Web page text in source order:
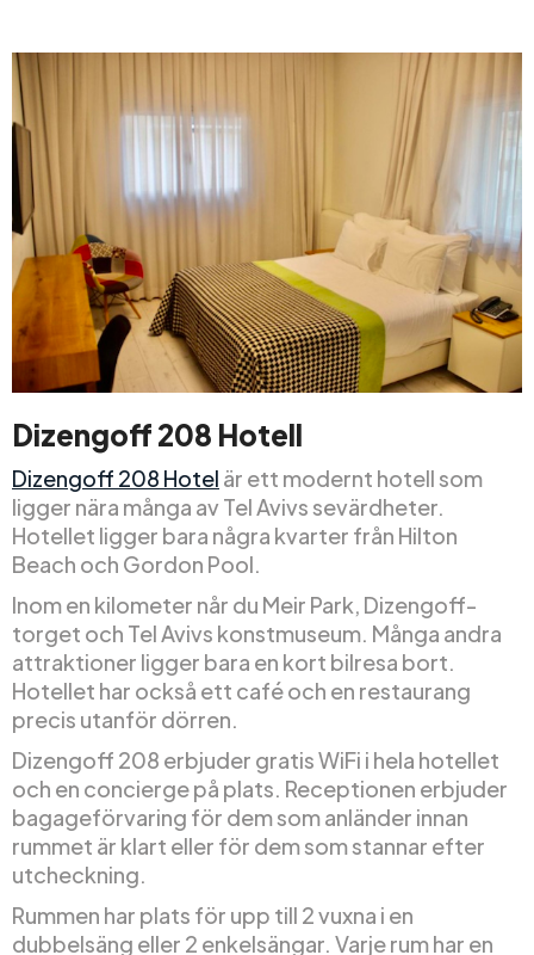
Dizengoff 208 Hotell
Dizengoff 208 Hotel är ett modernt hotell som
ligger nära många av Tel Avivs sevärdheter.
Hotellet ligger bara några kvarter från Hilton
Beach och Gordon Pool.
Inom en kilometer når du Meir Park, Dizengoff-
torget och Tel Avivs konstmuseum. Många andra
attraktioner ligger bara en kort bilresa bort.
Hotellet har också ett café och en restaurang
precis utanför dörren.
Dizengoff 208 erbjuder gratis WiFi i hela hotellet
och en concierge på plats. Receptionen erbjuder
bagageförvaring för dem som anländer innan
rummet är klart eller för dem som stannar efter
utcheckning.
Rummen har plats för upp till 2 vuxna i en
dubbelsäng eller 2 enkelsängar. Varje rum har en